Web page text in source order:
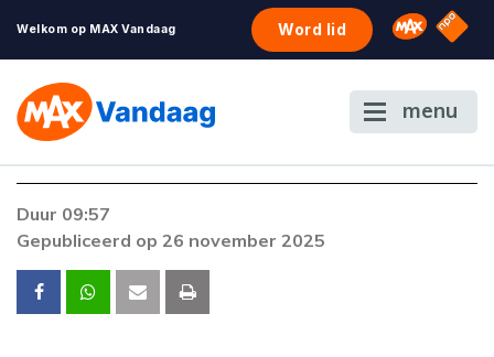
Welkom op MAX Vandaag Word lid Omroep
NPO
menu
Er is een licentie-fout opgetreden. Als het
contact op met onze klantenservice.
Duur 09:57
Gepubliceerd op 26 november 2025